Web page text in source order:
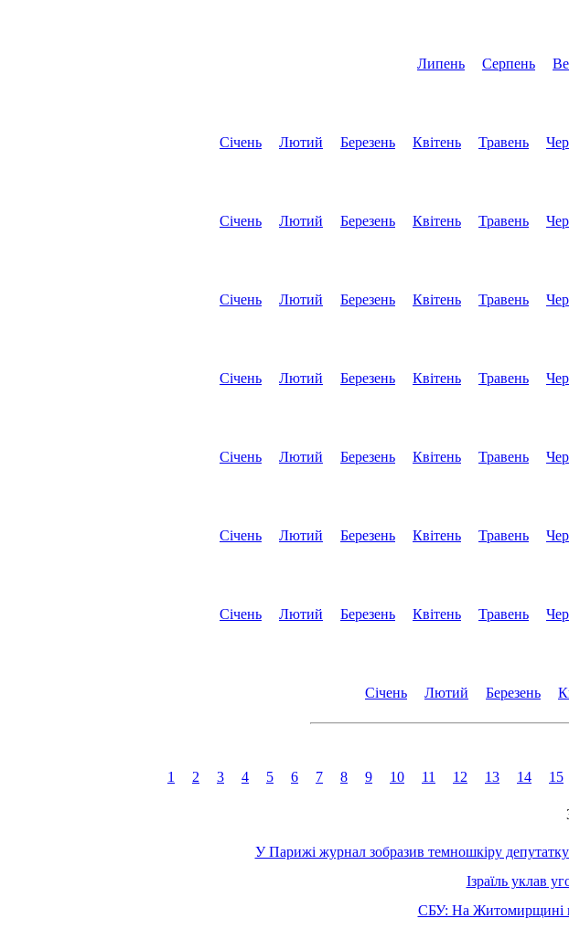
Липень Серпень
Січень Лютий Березень Квітень Травень
Січень Лютий Березень Квітень Травень
Січень Лютий Березень Квітень Травень
Січень Лютий Березень Квітень Травень
Січень Лютий Березень Квітень Травень
Січень Лютий Березень Квітень Травень
Січень Лютий Березень Квітень Травень
Січень Лютий Березень
1 2 3 4 5 6 7 8 9 10 11 12 13 14 15
У Парижі журнал зобразив темношкіру
Ізраїль уклав
СБУ: На Житомирщині